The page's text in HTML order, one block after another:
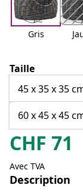
Gris
Taille
45 x 35 x 35
60 x 45 x 45
CHF 71
Avec TVA
Description